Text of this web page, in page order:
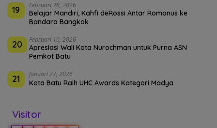
19 Februari 28, 2026
Belajar Mandiri, Kahfi deRossi Antar Romanus ke
Bandara Bangkok
20 Februari 10, 2026
Apresiasi Wali Kota Nurochman untuk Purna ASN
Pemkot Batu
21 Januari 27, 2026
Kota Batu Raih UHC Awards Kategori Madya
Visitor